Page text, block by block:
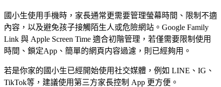
國小生使用手機時，家長通常更需要管理螢幕時間、限制不適
內容，以及避免孩子接觸陌生人或危險網站。Google Family
Link 與 Apple Screen Time 適合初階管理，若僅需要限制使用
時間、鎖定App、簡單的網頁内容過濾，則已經夠用。
若是你家的國小生已經開始使用社交媒體，例如 LINE、IG、
TikTok等，建議使用第三方家長控制 App 更方便。